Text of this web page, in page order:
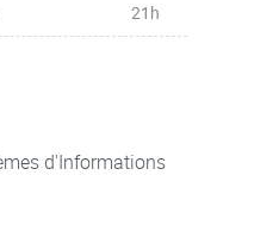
21h
d'Informations